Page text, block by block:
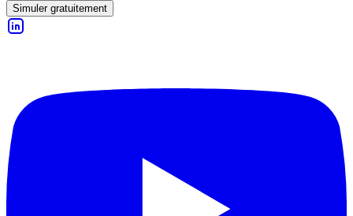
Simuler gratuitement